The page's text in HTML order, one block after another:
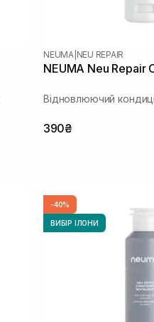
NEUMA NEU REPAIR
NEUMA Neu Repair
Відновлюючий
390₴
-40%
ВИБІР ІЛОНИ